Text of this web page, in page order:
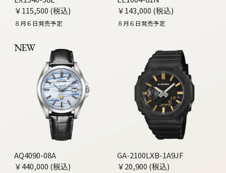
￥115,500 (税込)
８月６日発売予定
￥143,000 (税込)
８月６日発売予定
NEW
AQ4090-08A
￥440,000 (税込)
GA-2100LXB-1A9JF
￥20,900 (税込)